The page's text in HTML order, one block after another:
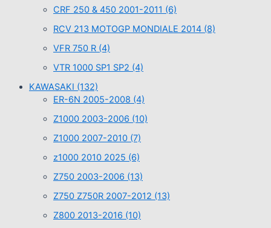
CRF 250 & 450 2001-2011 (6)
RCV 213 MOTOGP MONDIALE 2014 (8)
VFR 750 R (4)
VTR 1000 SP1 SP2 (4)
KAWASAKI (132)
ER-6N 2005-2008 (4)
Z1000 2003-2006 (10)
Z1000 2007-2010 (7)
z1000 2010 2025 (6)
Z750 2003-2006 (13)
Z750 Z750R 2007-2012 (13)
Z800 2013-2016 (10)